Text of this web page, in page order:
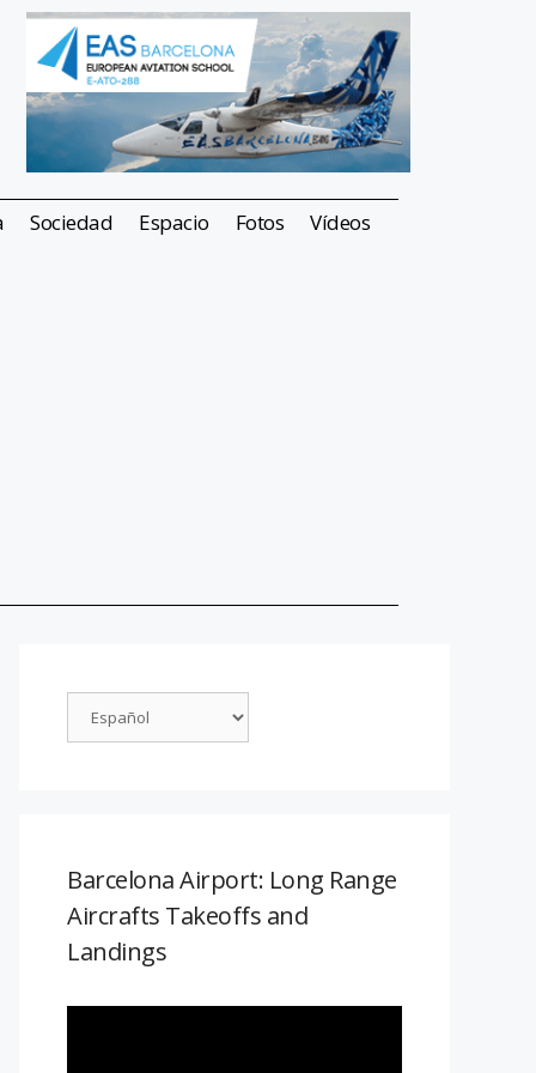
Sociedad Espacio Fotos Vídeos
Barcelona Airport: Long Range
Aircrafts Takeoffs and
Landings